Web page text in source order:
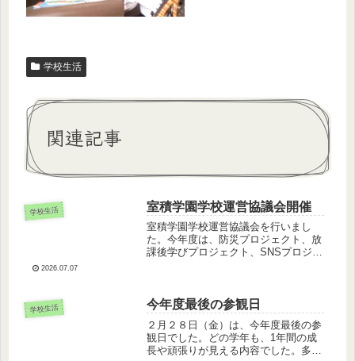
学校生活
関連記事
学校生活 室積学園学校運営協議会開催
室積学園学校運営協議会を行いまし
た。今年度は、防災プロジェクト、放
課後学びプロジェクト、SNSプロジェ
現状や課題について共通理解がはから
れま...
2026.07.07
学校生活 今年度最後の参観日
２月２８日（金）は、今年度最後の参
観日でした。どの学年も、1年間の成
長や頑張りが見える内容でした。多く